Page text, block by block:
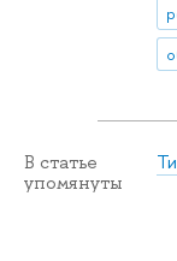
В статье
упомянуты